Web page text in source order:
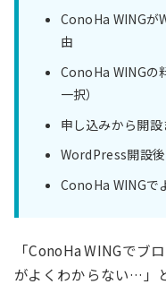
ConoHa WINGが
由
ConoHa WINGの
一択）
申し込みから開
WordPress開設
ConoHa WINGで
「ConoHa WINGでブ
がよくわからない…」